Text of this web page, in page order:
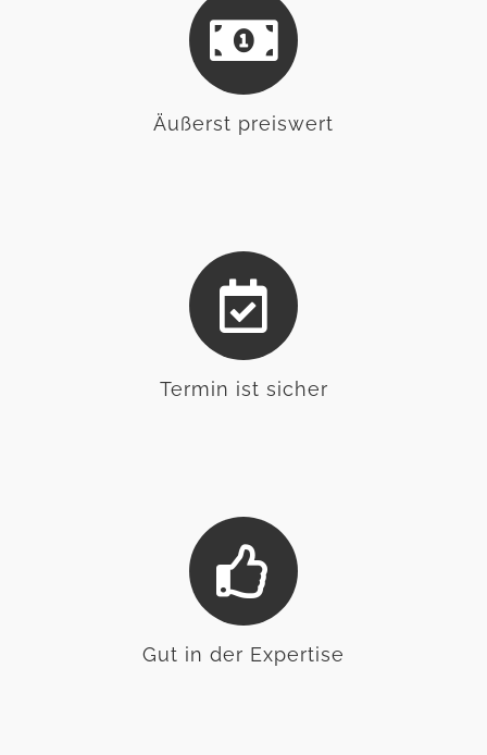
Äußerst preiswert
Termin ist sicher
Gut in der Expertise